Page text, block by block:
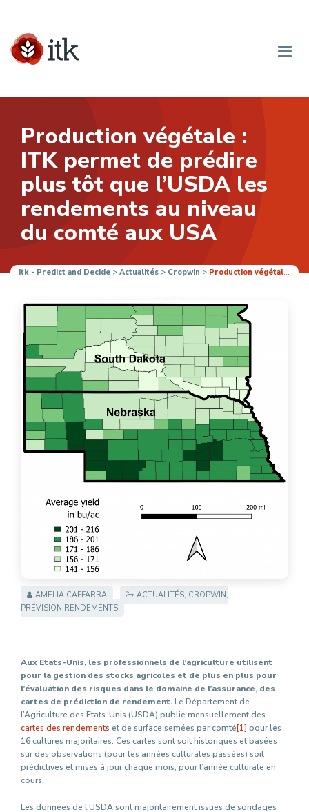
Production végétale :
ITK permet de prédire
plus tôt que l’USDA les
rendements au niveau
du comté aux USA
itk - Predict and Decide > Actualités > Cropwin > Production végétale : ITK permet de prédire plus tôt que l’USDA les rendements au niveau du comté aux USA
AMELIA CAFFARRA ACTUALITÉS, CROPWIN,
PRÉVISION RENDEMENTS
Aux Etats-Unis, les professionnels de l’agriculture utilisent
pour la gestion des stocks agricoles et de plus en plus pour
l’évaluation des risques dans le domaine de l’assurance, des
cartes de prédiction de rendement.Le Département de
l’Agriculture des Etats-Unis (USDA) publie mensuellement des
cartes des rendements et de surface semées par comté[1] pour les
16 cultures majoritaires. Ces cartes sont soit historiques et basées
sur des observations (pour les années culturales passées) soit
prédictives et mises à jour chaque mois, pour l’année culturale en
cours.
Les données de l’USDA sont majoritairement issues de sondages